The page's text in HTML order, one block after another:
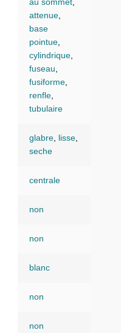
au sommet
attenue
base
pointue
cylindrique
fuseau
fusiforme
renfle
tubulaire
glabre lisse
seche
centrale
non
non
blanc
non
non